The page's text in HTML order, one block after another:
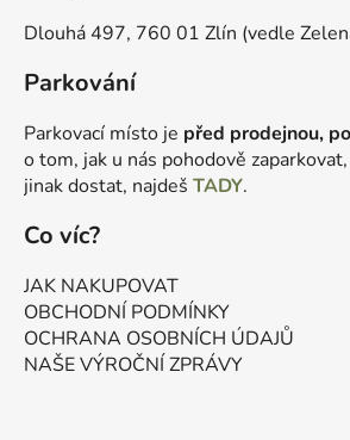
Dlouhá 497, 760 01 Zlín (vedle
Parkování
Parkovací místo je před prodejnou,
o tom, jak u nás pohodově
jinak dostat, najdeš TADY.
Co víc?
JAK NAKUPOVAT
OBCHODNÍ PODMÍNKY
OCHRANA OSOBNÍCH ÚDAJŮ
NAŠE VÝROČNÍ ZPRÁVY